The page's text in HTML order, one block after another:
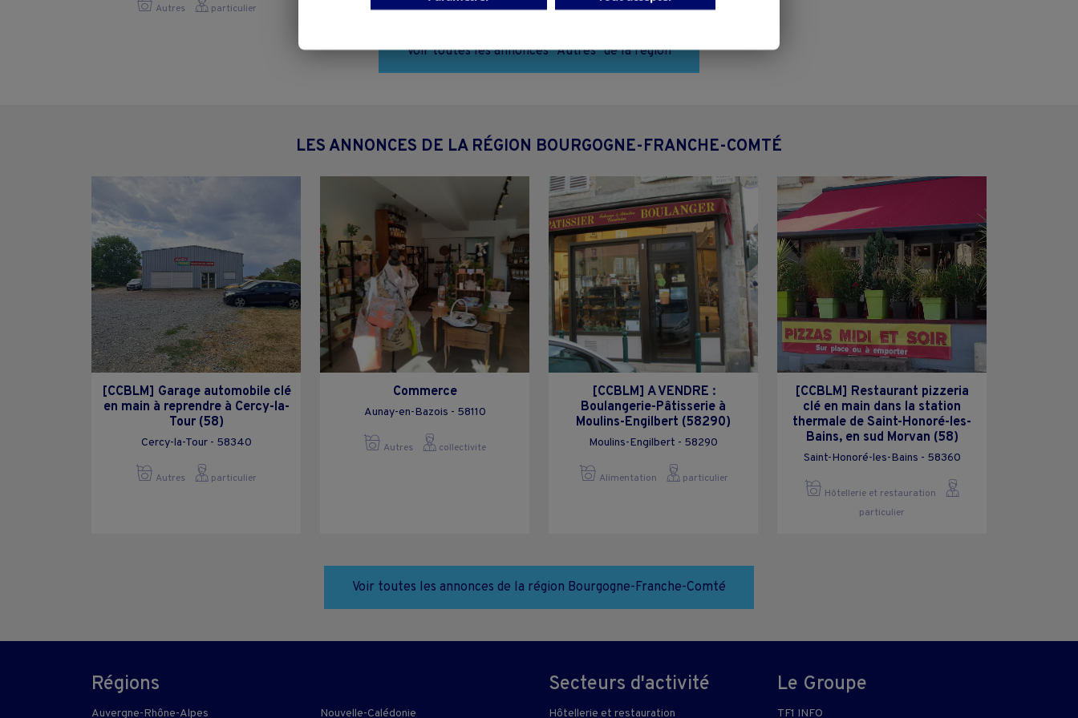
Autres particulier
Voir toutes les annonces "Autres" de la région
LES ANNONCES DE LA RÉGION BOURGOGNE-FRANCHE-COMTÉ
[CCBLM] Garage automobile clé
en main à reprendre à Cercy-la-
Tour (58)
Cercy-la-Tour - 58340
Autres particulier
Commerce
Aunay-en-Bazois - 58110
Autres collectivite
[CCBLM] A VENDRE :
Boulangerie-Pâtisserie à
Moulins-Engilbert (58290)
Moulins-Engilbert - 58290
Alimentation particulier
[CCBLM] Restaurant pizzeria
clé en main dans la station
thermale de Saint-Honoré-les-
Bains, en sud Morvan (58)
Saint-Honoré-les-Bains - 58360
Hôtellerie et restauration
particulier
Voir toutes les annonces de la région Bourgogne-Franche-Comté
Régions
Auvergne-Rhône-Alpes Nouvelle-Calédonie
Secteurs d'activité
Hôtellerie et restauration
Le Groupe
TF1 INFO